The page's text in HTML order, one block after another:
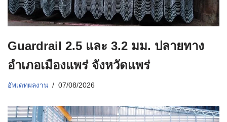
Guardrail 2.5 และ 3.2 มม. ปลายทาง
อำเภอเมืองแพร่ จังหวัดแพร่
อัพเดทผลงาน 07/08/2026